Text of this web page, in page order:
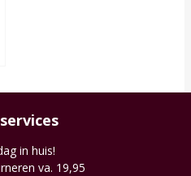
in huis!
va. 19,95